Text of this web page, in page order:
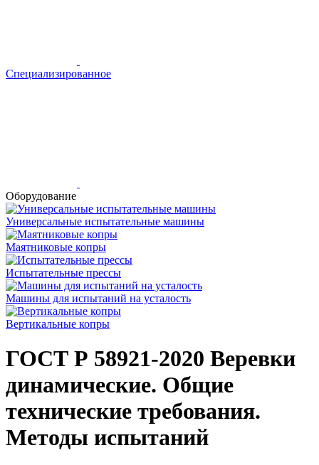
Специализированное
Оборудование
Универсальные испытательные машины
Маятниковые копры
Испытательные прессы
Машины для испытаний на усталость
Вертикальные копры
ГОСТ Р 58921-2020 Веревки
динамические. Общие
технические требования.
Методы испытаний